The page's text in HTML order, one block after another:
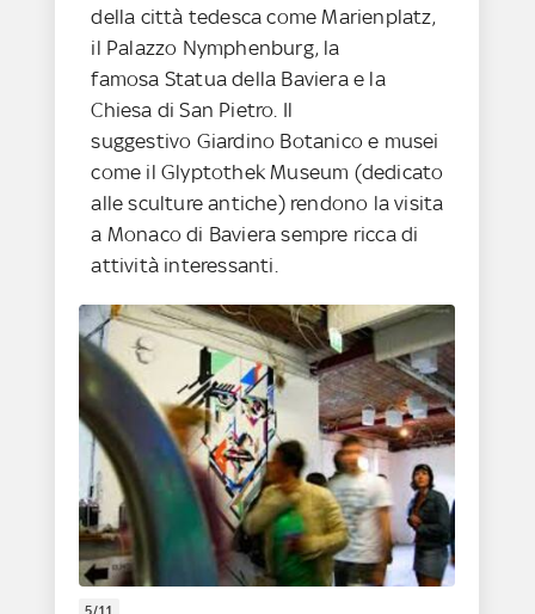
della città tedesca come Marienplatz,
il Palazzo Nymphenburg, la
famosa Statua della Baviera e la
Chiesa di San Pietro. Il
suggestivo Giardino Botanico e musei
come il Glyptothek Museum (dedicato
alle sculture antiche) rendono la visita
a Monaco di Baviera sempre ricca di
attività interessanti.
5/11